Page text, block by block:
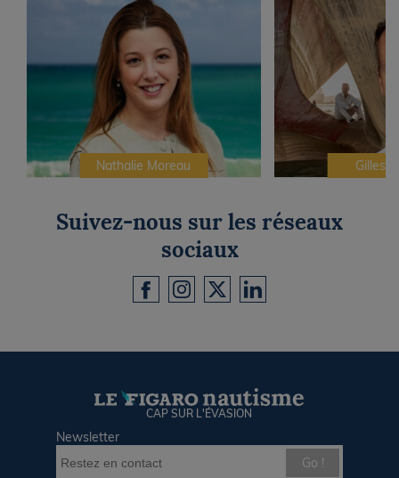
Nathalie Moreau Gilles
Suivez-nous sur les réseaux
sociaux
CAP SUR L'ÉVASION
Newsletter
Go !